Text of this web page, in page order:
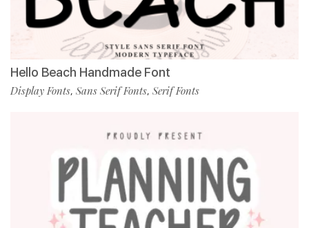
Hello Beach Handmade Font
Display Fonts, Sans Serif Fonts, Serif Fonts